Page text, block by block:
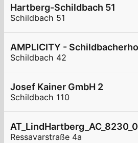
Hartberg-Schildbach 51
Schildbach 51
AMPLICITY -
Schildbach 42
Josef Kainer GmbH 2
Schildbach 110
Ressavarstraße 4a